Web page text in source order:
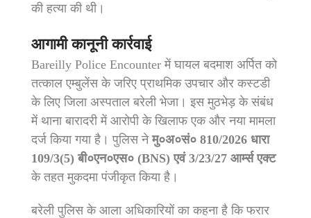
की हत्या की थी।
आगामी कानूनी कार्रवाई
Bareilly Police Encounter में घायल बदमाश अर्पित को
तत्काल एम्बुलेंस के जरिए प्राथमिक उपचार और कस्टडी
के लिए जिला अस्पताल बरेली भेजा। इस मुठभेड़ के संबंध
में थाना बारादरी में आरोपी के खिलाफ एक और नया मामला
दर्ज किया गया है। पुलिस नेमु०अ०सं० 810/2026 धारा
109/3(5) बी०एन०एस० (BNS) एवं 3/23/27 आर्म्स एक्ट
के तहत मुकदमा पंजीकृत किया है।
बरेली पुलिस के आला अधिकारियों का कहना है कि फरार